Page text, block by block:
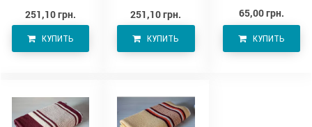
251,10 грн.
КУПИТЬ
251,10 грн.
КУПИТЬ
65,00 грн.
КУПИТЬ